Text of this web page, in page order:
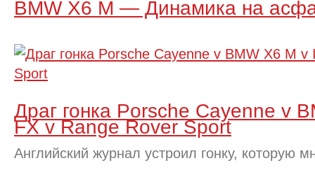
BMW X6 M — Динамика на
Драг гонка Porsche Cayenne v
FX v Range Rover Sport
Английский журнал устроил гонку, которую